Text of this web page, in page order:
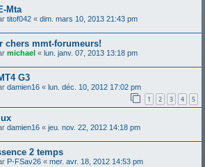
Mta
titof042 « dim. mars 10, 2013 21:43 pm
chers mmt-forumeurs!
michael « lun. janv. 07, 2013 13:18 pm
G3
damien16 « lun. déc. 10, 2012 17:02 pm
1 2 3 4 5
damien16 « jeu. nov. 22, 2012 14:18 pm
2 temps
P-FSav26 « mer. avr. 18, 2012 14:53 pm